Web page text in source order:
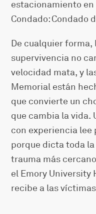
estacionamiento
Condado: Condado
De cualquier
supervivencia no
velocidad mata, y
Memorial están
que convierte un
que cambia la vida.
con experiencia
porque dicta toda
trauma más
el Emory
recibe a las